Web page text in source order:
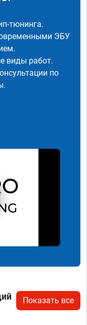
тюнинга.
ЭБУ
виды работ.
по
Показать все